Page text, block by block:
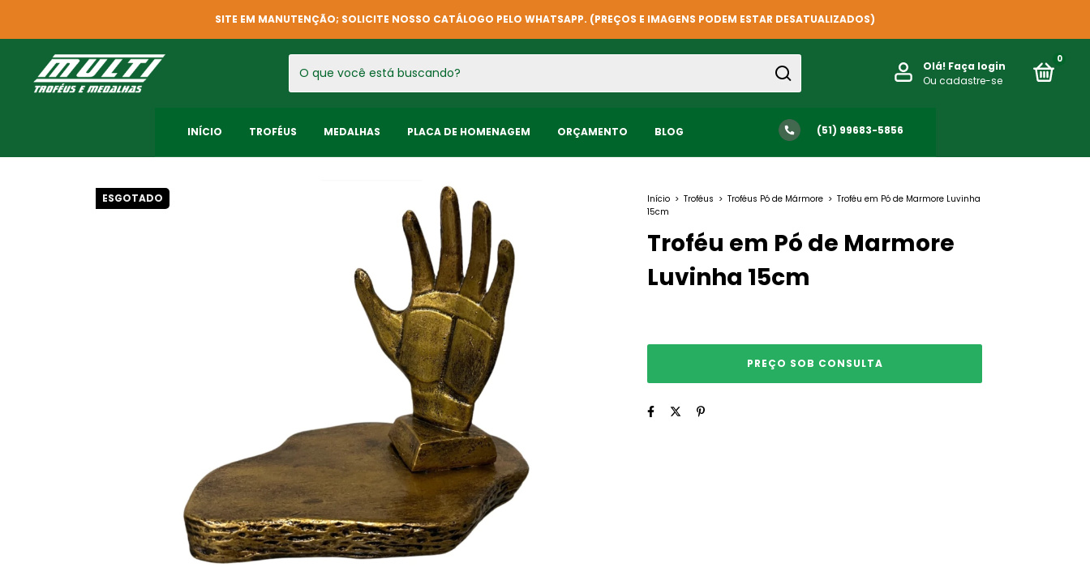
SITE EM MANUTENÇÃO; SOLICITE NOSSO CATÁLOGO PELO WHATSAPP. (PREÇOS E IMAGENS PODEM ESTAR DESATUALIZADOS)
Olá! Faça login
Ou cadastre-se
0
INÍCIO TROFÉUS MEDALHAS PLACA DE HOMENAGEM ORÇAMENTO BLOG (51) 99683-5856
ESGOTADO Início > Troféus > Troféus Pó de Mármore > Troféu em Pó de Marmore Luvinha
15cm
Troféu em Pó de Marmore
Luvinha 15cm